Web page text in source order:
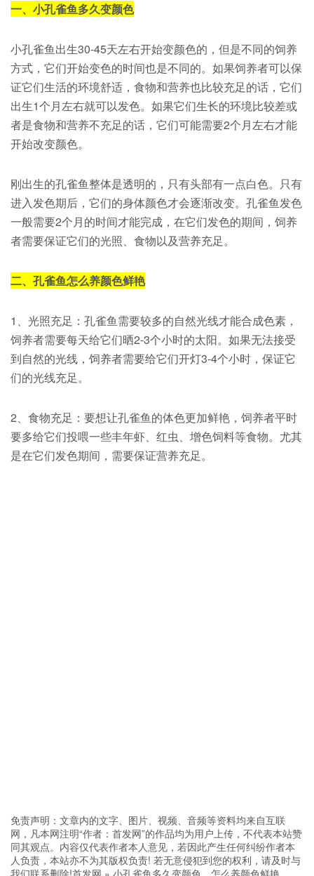
一、小孔雀鱼多久变颜色
小孔雀鱼出生30-45天左右开始变颜色的，但是不同的饲养
方式，它们开始变色的时间也是不同的。如果饲养者可以保
证它们生活的环境舒适，食物和营养也比较充足的话，它们
出生1个月左右就可以发色。如果它们生长的环境比较差或
者是食物和营养不充足的话，它们可能需要2个月左右才能
开始改变颜色。
刚出生的孔雀鱼整体是透明的，只有头部有一点白色。只有
进入发色期后，它们的身体颜色才会逐渐改变。孔雀鱼发色
一般需要2个月的时间才能完成，在它们发色的期间，饲养
者需要保证它们的光照、食物以及营养充足。
二、孔雀鱼怎么养颜色鲜艳
1、光照充足：孔雀鱼需要较多的自然光线才能合成色素，
饲养者需要每天给它们晒2-3个小时的太阳。如果无法接受
到自然的光线，饲养者需要给它们开灯3-4个小时，保证它
们的光线充足。
2、食物充足：要想让孔雀鱼的体色更加鲜艳，饲养者平时
要多给它们投喂一些丰年虾、红虫、增色饲料等食物。尤其
是在它们发色期间，需要保证营养充足。
免责声明：文章内的文字、图片、视频、音频等资料均来自互联
网，凡本网注明“作者：首发网”的作品均为用户上传，不代表本站赞
同其观点。内容仅代表作者本人意见，若因此产生任何纠纷作者本
人负责，本站亦不为其版权负责! 若无意侵犯到您的权利，请及时与